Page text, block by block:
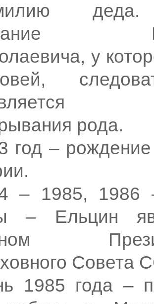
у
рода.
год – рождение
– 1985, 1986
– Ельцин
Совета
1985 года –